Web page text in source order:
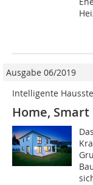
Ausgabe 06/2019
Intelligente
Home, Smart